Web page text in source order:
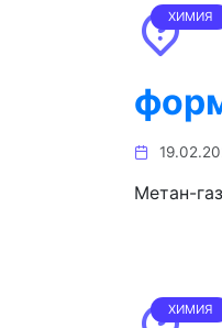
ХИМИЯ
Метан-
ХИМИЯ